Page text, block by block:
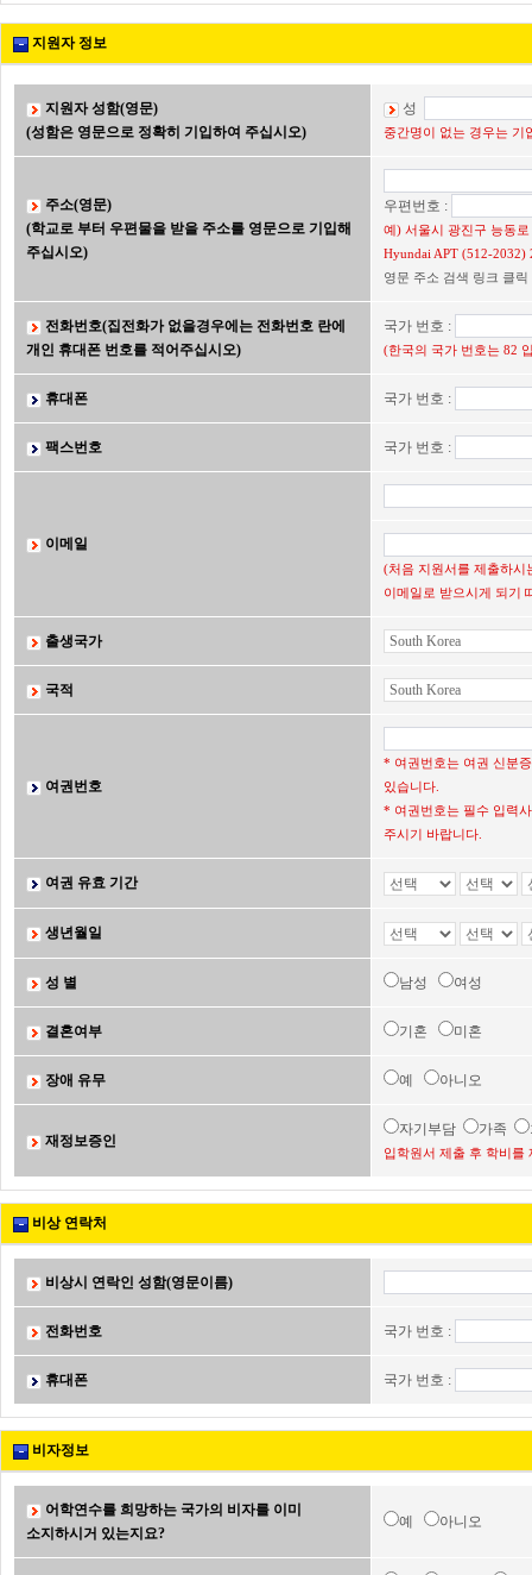
지원자 정보
지원자 성함(영문)
(성함은 영문으로 정확히 기입하여 주십시오)
성
중간명이 없는 경우는 기
주소(영문)
(학교로 부터 우편물을 받을 주소를 영문으로 기입해
주십시오)
우편번호 :
예) 서울시 광진구 능동
Hyundai APT (512-2032)
영문 주소 검색 링크 클릭
전화번호(집전화가 없을경우에는 전화번호 란에
개인 휴대폰 번호를 적어주십시오)
국가 번호 :
(한국의 국가 번호는 82
휴대폰 국가 번호 :
팩스번호 국가 번호 :
이메일
(처음 지원서를 제출하시
이메일로 받으시게 되기
출생국가
국적
여권번호
* 여권번호는 여권 신분
있습니다.
* 여권번호는 필수 입력
주시기 바랍니다.
여권 유효 기간
생년월일
성 별 남성 여성
결혼여부 기혼 미혼
장애 유무 예 아니오
재정보증인
자기부담 가족
입학원서 제출 후 학비를
비상 연락처
비상시 연락인 성함(영문이름)
전화번호 국가 번호 :
휴대폰 국가 번호 :
비자정보
어학연수를 희망하는 국가의 비자를 이미
소지하시거 있는지요?
예 아니오